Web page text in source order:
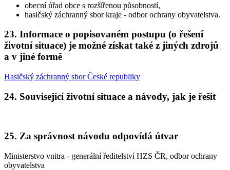
obecní úřad obce s rozšířenou působností,
hasičský záchranný sbor kraje - odbor ochrany obyvatelstva.
23. Informace o popisovaném postupu (o řešení
životní situace) je možné získat také z jiných zdrojů
a v jiné formě
Hasičský záchranný sbor České republiky
24. Související životní situace a návody, jak je řešit
25. Za správnost návodu odpovídá útvar
Ministerstvo vnitra - generální ředitelství HZS ČR, odbor ochrany
obyvatelstva